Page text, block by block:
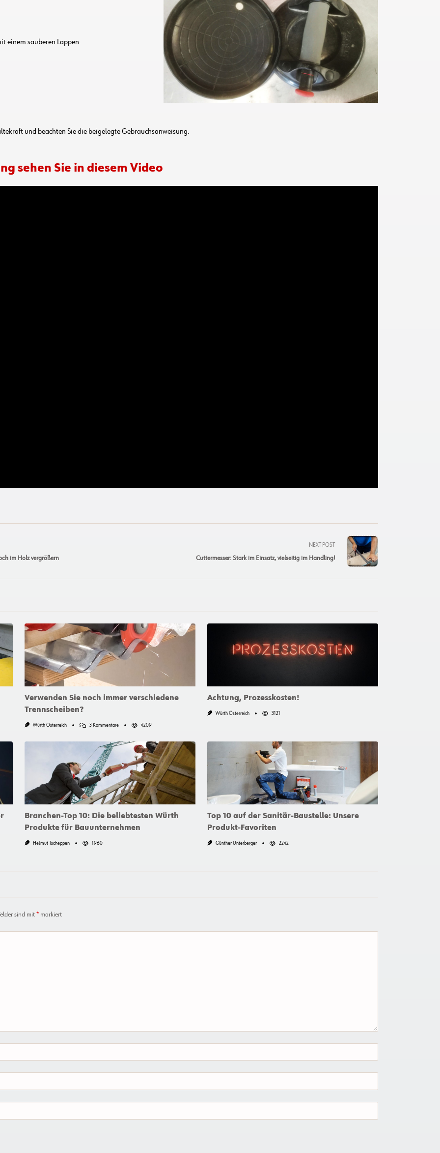
einem sauberen Lappen.
und beachten Sie die beigelegte Gebrauchsanweisung.
sehen Sie in diesem Video
im Holz vergrößern
NEXT POST
Cuttermesser: Stark im Einsatz, vielseitig im Handling!
Verwenden Sie noch immer verschiedene
Trennscheiben?
Würth Österreich 3 KommentareZu
Noch
Verschiedene
Trennscheiben?
4209
Achtung, Prozesskosten!
Würth Österreich 3121
Branchen-Top 10: Die beliebtesten Würth
Produkte für Bauunternehmen
Helmut Tscheppen 1960
Top 10 auf der Sanitär-Baustelle: Unsere
Produkt-Favoriten
Günther Unterberger 2242
sind mit * markiert